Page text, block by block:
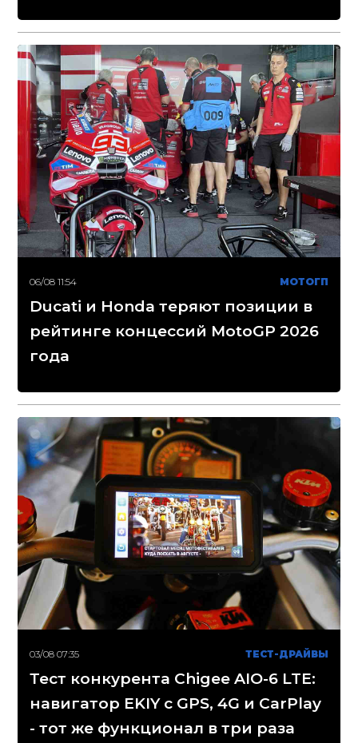
06/08 11:54 МОТОГП
Ducati и Honda теряют позиции в
рейтинге концессий MotoGP 2026
года
03/08 07:35 ТЕСТ-ДРАЙВЫ
Тест конкурента Chigee AIO-6 LTE:
навигатор EKIY с GPS, 4G и CarPlay
- тот же функционал в три раза